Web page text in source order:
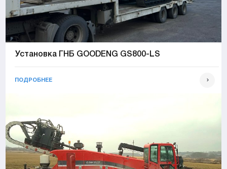
Установка ГНБ GOODENG GS800-LS
ПОДРОБНЕЕ